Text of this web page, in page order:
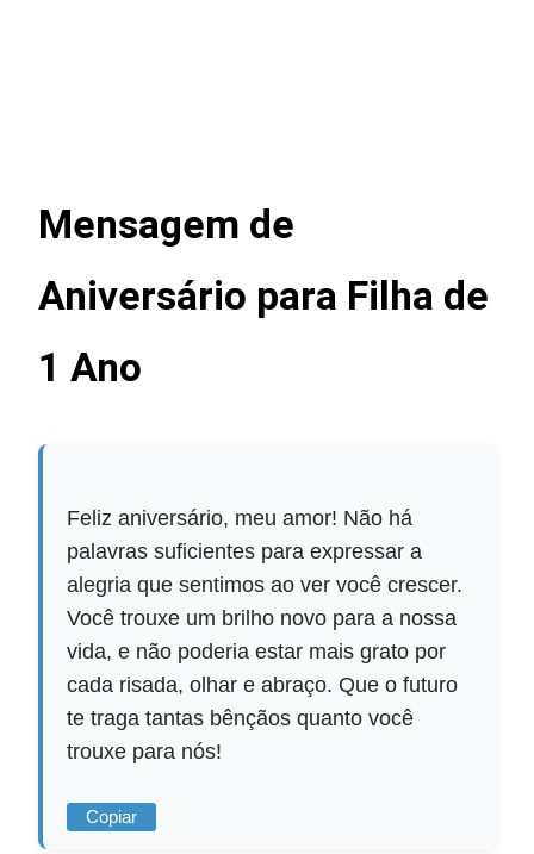
Mensagem de
Aniversário para Filha de
1 Ano
Feliz aniversário, meu amor! Não há
palavras suficientes para expressar a
alegria que sentimos ao ver você crescer.
Você trouxe um brilho novo para a nossa
vida, e não poderia estar mais grato por
cada risada, olhar e abraço. Que o futuro
te traga tantas bênçãos quanto você
trouxe para nós!
Copiar